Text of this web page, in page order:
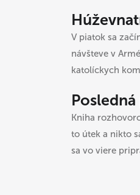
V piatok sa
návšteve v
katolíckych
Kniha
to útek a nikto
sa vo viere